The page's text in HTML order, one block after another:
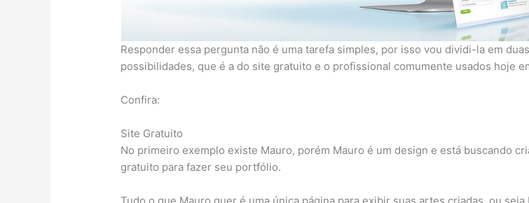
Responder essa pergunta não é uma tarefa simples, por isso vou dividi-la em duas
possibilidades, que é a do site gratuito e o profissional comumente usados hoje
Confira:
Site Gratuito
No primeiro exemplo existe Mauro, porém Mauro é um design e está buscando
gratuito para fazer seu portfólio.